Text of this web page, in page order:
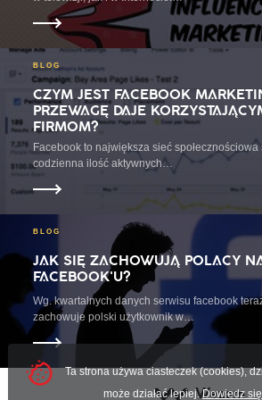
Prowadzimy kompleksową obsługę w social
Budowanie wizerunku marki
Monitoring dyskusji
Wsparcie obsługi klienta
Wsparcie sprzedaży
Budowanie społeczności
Angażowanie fanów
Sesje fotograficzne
Kampanie reklamowe
Buzz Marketing
Kampanie z blogerami
5. Jakie usługi oferujecie w social mediach?
W ramach promocji w mediach społecznościowych
kompleksową strategię dla każdego klienta.
Co dokładnie robimy?
Strategia obecności w Social Media –
obecności w Social Mediach, identyfikujemy
wyznaczamy cele komunikacyjne i
Strategia komunikacji w Social Media –
komunikacji, dobieramy odpowiednie
BLOG
CZYM JEST FACEBOOK
PRZEWAGĘ DAJE
FIRMOM?
Facebook to największa sieć społecznościowa
codzienna ilość aktywnych…
BLOG
JAK SIĘ ZACHOWUJĄ POLACY
FACEBOOK'U?
Wg. kwartalnych danych serwisu facebook
zachowuje polski użytkownik w…
Wezom
Ta strona używa ciasteczek (cookies),
może działać lepiej.Dowiedz